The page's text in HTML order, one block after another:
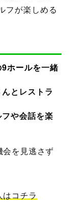
フが楽しめる
9ホールを一緒
とレストラ
や会話を楽
会を見逃さず
はコチラ